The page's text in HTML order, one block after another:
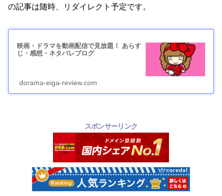
の記事は随時、リダイレクト予定です。
映画・ドラマを動画配信で見放題！ あらす
じ・感想・ネタバレブログ
dorama-eiga-review.com
スポンサーリンク